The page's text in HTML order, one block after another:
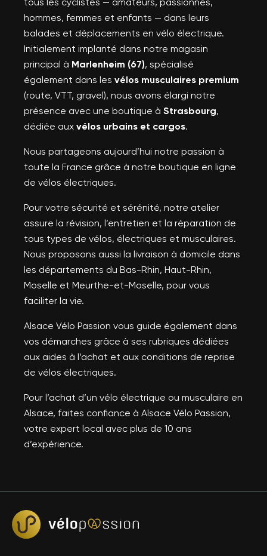
hommes, femmes et enfants — dans leurs
balades et déplacements en vélo électrique.
Initialement implanté dans notre magasin
principal à Marlenheim (67), spécialisé
également dans les vélos musculaires premium
(route, VTT, gravel), nous avons élargi notre
présence avec une boutique à Strasbourg,
dédiée aux vélos urbains et cargos.
Nous partageons aujourd’hui notre passion à
toute la France grâce à notre boutique en ligne
de vélos électriques.
Pour votre sécurité et sérénité, notre atelier
assure la révision, l’entretien et la réparation de
tous types de vélos, électriques et musculaires.
Nous proposons aussi la livraison à domicile dans
les départements du Bas-Rhin, Haut-Rhin,
Moselle et Meurthe-et-Moselle, pour vous
faciliter la vie.
Alsace Vélo Passion vous guide également dans
vos démarches grâce à ses rubriques dédiées
aux aides à l’achat et aux conditions de reprise
de vélos électriques.
Pour l’achat d’un vélo électrique ou musculaire en
Alsace, faites confiance à Alsace Vélo Passion,
votre expert local avec plus de 10 ans
d’expérience.